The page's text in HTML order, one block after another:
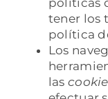
políticas
tener los
política
Los
las